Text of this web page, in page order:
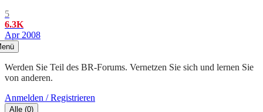
5
6.3K
Apr 2008
Werden Sie Teil des BR-Forums. Vernetzen Sie sich und lernen Sie
von anderen.
Anmelden / Registrieren
Alle (0)